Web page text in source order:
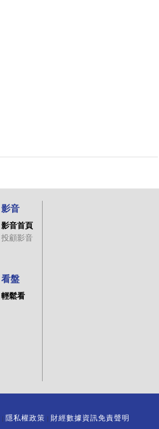
影音
影音首頁
投顧影音
看盤
輕鬆看
隱私權政策 財經數據資訊免責聲明